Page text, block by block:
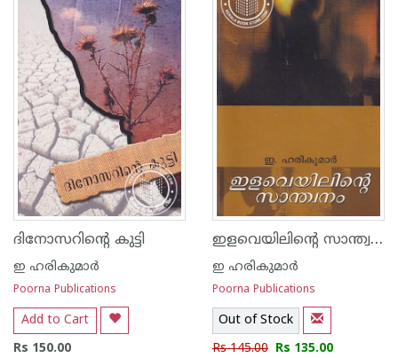
ദിനോസറിന്റെ കുട്ടി
ഇ ഹരികുമാര്‍
Poorna Publications
Add to Cart
Rs 150.00
ഇളവെയിലിന്റെ സാന്ത്വനം
ഇ ഹരികുമാര്‍
Poorna Publications
Out of Stock
Rs 145.00 Rs 135.00